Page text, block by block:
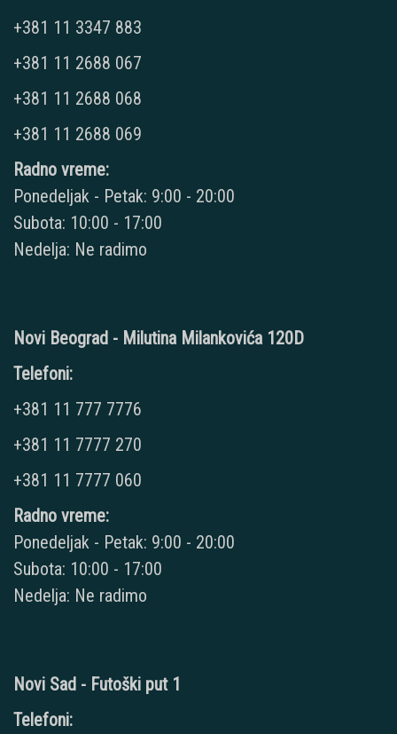
+381 11 3347 883
+381 11 2688 067
+381 11 2688 068
+381 11 2688 069
Radno vreme:
Ponedeljak - Petak: 9:00 - 20:00
Subota: 10:00 - 17:00
Nedelja: Ne radimo
Novi Beograd - Milutina Milankovića 120D
Telefoni:
+381 11 777 7776
+381 11 7777 270
+381 11 7777 060
Radno vreme:
Ponedeljak - Petak: 9:00 - 20:00
Subota: 10:00 - 17:00
Nedelja: Ne radimo
Novi Sad - Futoški put 1
Telefoni: